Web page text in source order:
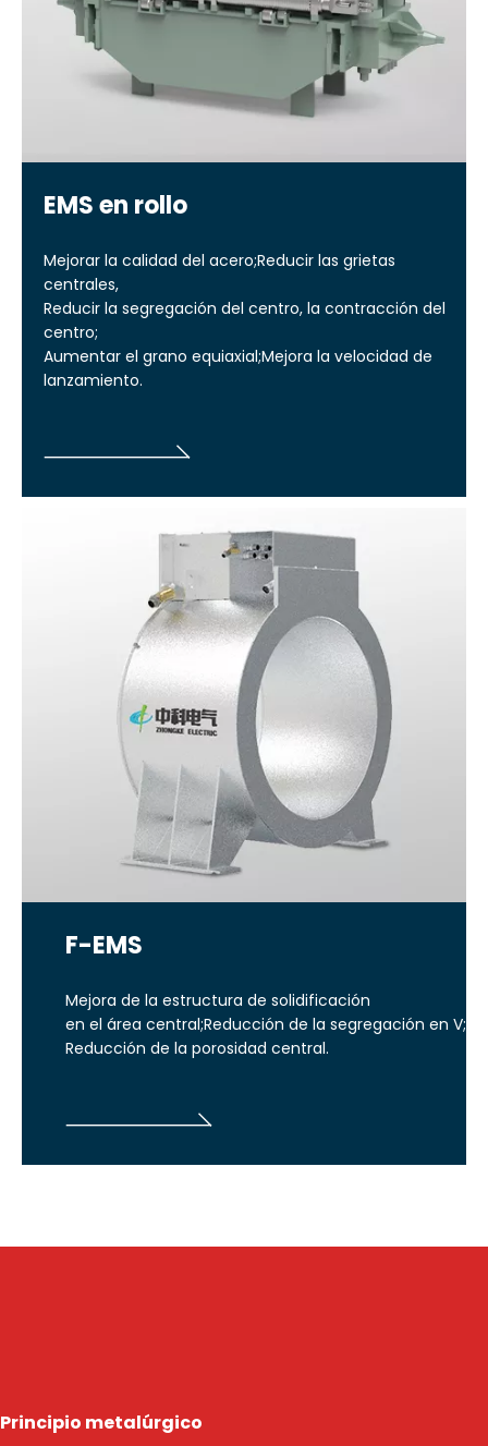
EMS en rollo
Mejorar la calidad del acero;Reducir las grietas
centrales,
Reducir la segregación del centro, la contracción del
centro;
Aumentar el grano equiaxial;Mejora la velocidad de
lanzamiento.

F-EMS
Mejora de la estructura de solidificación
en el área central;Reducción de la segregación en V;
Reducción de la porosidad central.

Principio metalúrgico